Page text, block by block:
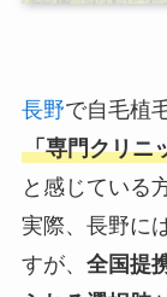
長野で自毛植
「専門クリニ
と感じている
実際、長野に
すが、 全国提